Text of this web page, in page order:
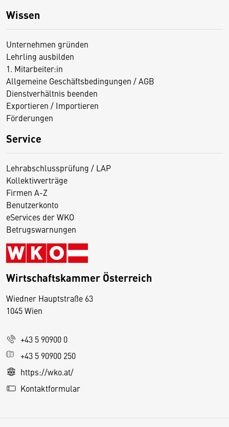
Wissen
Unternehmen gründen
Lehrling ausbilden
1. Mitarbeiter:in
Allgemeine Geschäftsbedingungen / AGB
Dienstverhältnis beenden
Exportieren / Importieren
Förderungen
Service
Lehrabschlussprüfung / LAP
Kollektivverträge
Firmen A-Z
Benutzerkonto
eServices der WKO
Betrugswarnungen
Wirtschaftskammer Österreich
Wiedner Hauptstraße 63
1045 Wien
+43 5 90900 0
+43 5 90900 250
https://wko.at/
Kontaktformular
D
s
e
S
e